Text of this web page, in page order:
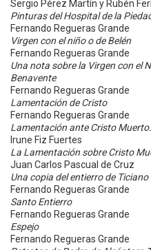
Sergio Pérez Martín y Rubén
Pinturas del Hospital de la
Fernando Regueras Grande
Virgen con el niño o de Belén
Fernando Regueras Grande
Una nota sobre la Virgen con el
Benavente
Fernando Regueras Grande
Lamentación de Cristo
Fernando Regueras Grande
Lamentación ante Cristo
Irune Fiz Fuertes
La Lamentación sobre Cristo
Juan Carlos Pascual de Cruz
Una copia del entierro de
Fernando Regueras Grande
Santo Entierro
Fernando Regueras Grande
Espejo
Fernando Regueras Grande